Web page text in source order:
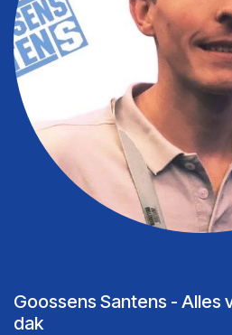
Goossens Santens - Alles
dak